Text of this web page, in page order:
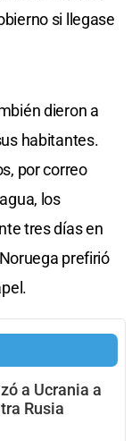
si llegase
dieron a
habitantes.
por correo
los
tres días en
prefirió
a Ucrania a
Rusia